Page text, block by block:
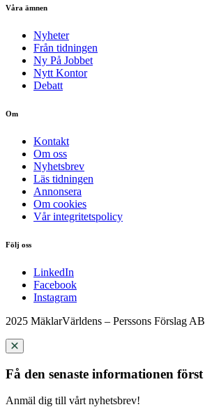
Våra ämnen
Nyheter
Från tidningen
Ny På Jobbet
Nytt Kontor
Debatt
Om
Kontakt
Om oss
Nyhetsbrev
Läs tidningen
Annonsera
Om cookies
Vår integritetspolicy
Följ oss
LinkedIn
Facebook
Instagram
2025 MäklarVärldens – Perssons Förslag AB
Få den senaste informationen först
Anmäl dig till vårt nyhetsbrev!